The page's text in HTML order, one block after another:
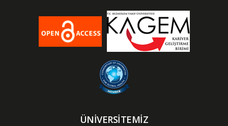
ÜNİVERSİTEMİZ